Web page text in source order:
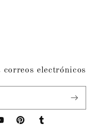
correos electrónicos
PinterestTumblr